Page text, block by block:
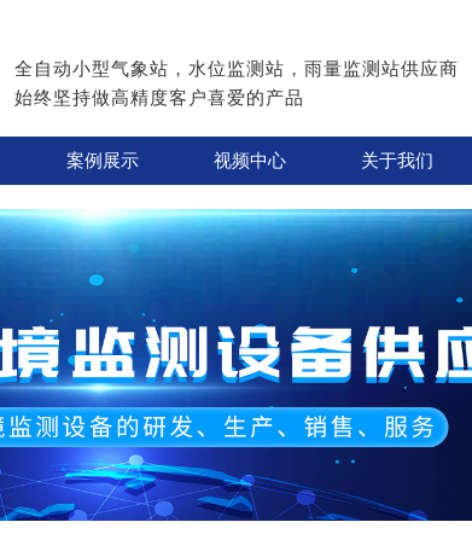
全自动小型气象站，水位监测站，雨量监测站供应商
始终坚持做高精度客户喜爱的产品
案例展示 视频中心 关于我们